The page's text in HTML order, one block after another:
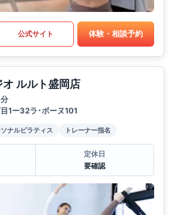
公式サイト 体験・相談予約
ルルト盛岡店
1ー32ラ･ボーヌ101
ナルピラティス トレーナー指名
定休日
要確認